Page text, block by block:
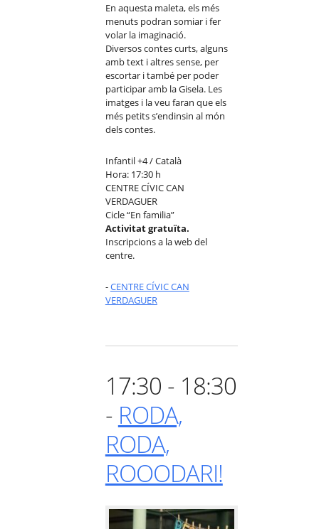
En aquesta maleta, els més
menuts podran somiar i fer
volar la imaginació.
Diversos contes curts, alguns
amb text i altres sense, per
escortar i també per poder
participar amb la Gisela. Les
imatges i la veu faran que els
més petits s’endinsin al món
dels contes.
Infantil +4 / Català
Hora: 17:30 h
CENTRE CÍVIC CAN
VERDAGUER
Cicle “En familia”
Activitat gratuïta.
Inscripcions a la web del
centre.
-CENTRE CÍVIC CAN
VERDAGUER
17:30 - 18:30
- RODA,
RODA,
ROOODARI!